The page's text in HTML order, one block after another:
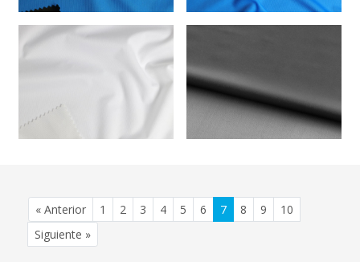
« Anterior 1 (current)
2 (current)
3 (current)
4(current)
5 (current)
6 (current)
7(current)
8 (current)
9 (current)
10
Siguiente »